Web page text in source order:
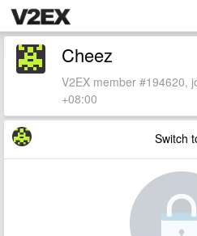
Cheez
V2EX member #194620,
+08:00
Switch